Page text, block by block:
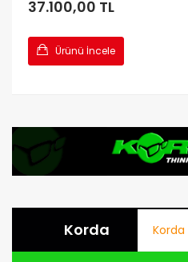
37.100,00 TL
Ürünü İncele
Korda Korda